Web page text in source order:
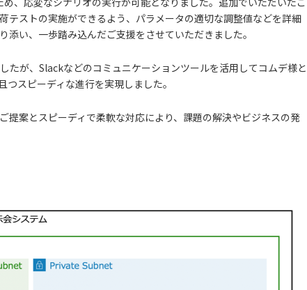
テストの実施ができるよう、パラメータの適切な調整値などを詳細
い、一歩踏み込んだご支援をさせていただきました。
たが、Slackなどのコミュニケーションツールを活用してコムデ様と
スピーディな進行を実現しました。
提案とスピーディで柔軟な対応により、課題の解決やビジネスの発